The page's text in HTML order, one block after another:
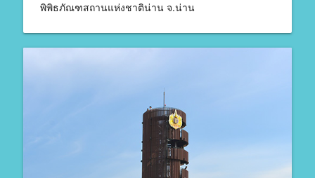
พิพิธภัณฑสถานแห่งชาติน่าน จ.น่าน